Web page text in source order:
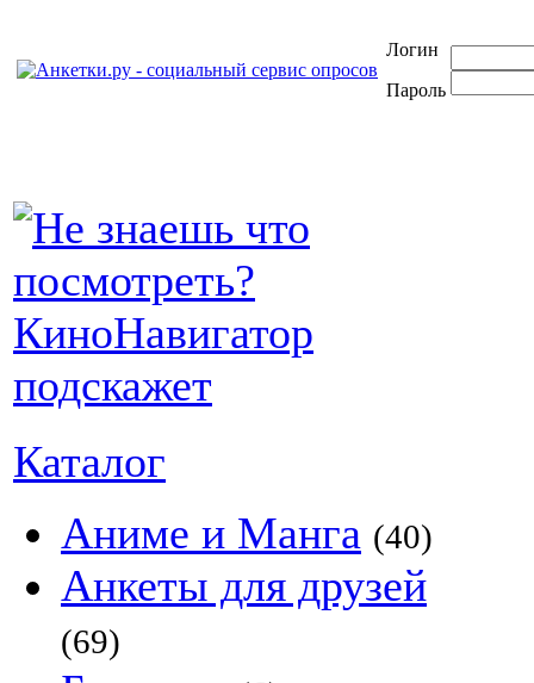
Логин
Пароль
Каталог
Аниме и Манга (40)
Анкеты для друзей
(69)